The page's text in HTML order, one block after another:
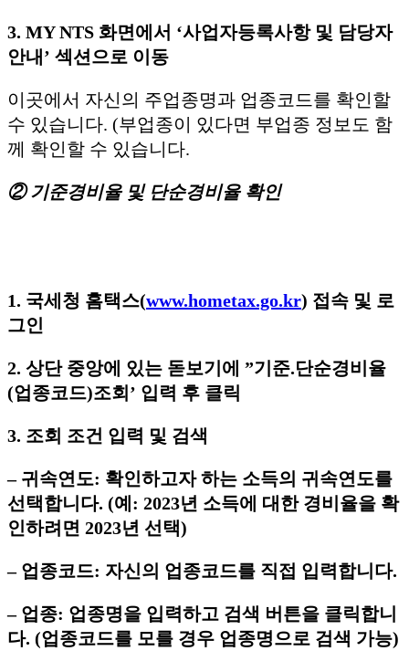
3. MY NTS 화면에서 ‘사업자등록사항 및 담당자
안내’ 섹션으로 이동
이곳에서 자신의 주업종명과 업종코드를 확인할
수 있습니다. (부업종이 있다면 부업종 정보도 함
께 확인할 수 있습니다.
② 기준경비율 및 단순경비율 확인
1. 국세청 홈택스(www.hometax.go.kr) 접속 및 로
그인
2. 상단 중앙에 있는 돋보기에 ”기준.단순경비율
(업종코드)조회’ 입력 후 클릭
3. 조회 조건 입력 및 검색
– 귀속연도: 확인하고자 하는 소득의 귀속연도를
선택합니다. (예: 2023년 소득에 대한 경비율을 확
인하려면 2023년 선택)
– 업종코드: 자신의 업종코드를 직접 입력합니다.
– 업종: 업종명을 입력하고 검색 버튼을 클릭합니
다. (업종코드를 모를 경우 업종명으로 검색 가능)